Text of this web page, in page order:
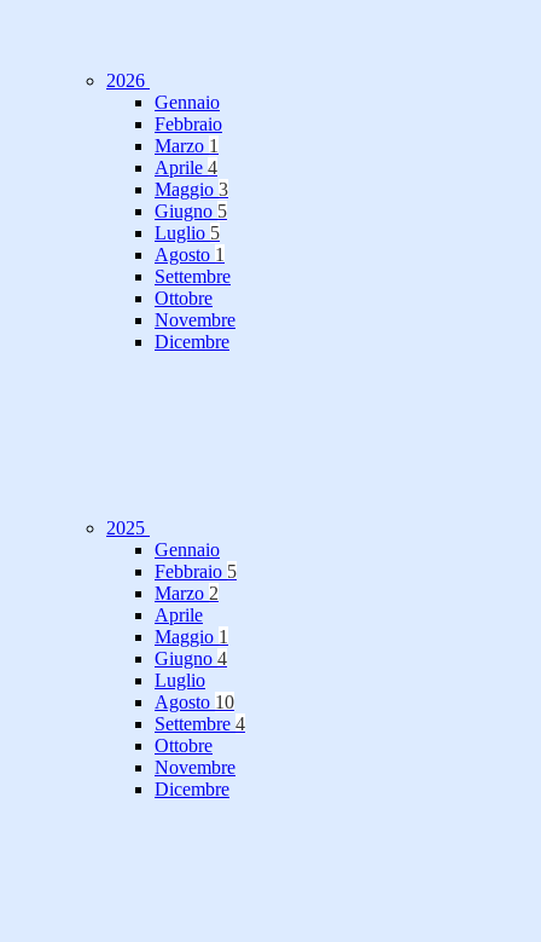
2026
Gennaio
Febbraio
Marzo 1
Aprile 4
Maggio 3
Giugno 5
Luglio 5
Agosto 1
Settembre
Ottobre
Novembre
Dicembre
2025
Gennaio
Febbraio 5
Marzo 2
Aprile
Maggio 1
Giugno 4
Luglio
Agosto 10
Settembre 4
Ottobre
Novembre
Dicembre